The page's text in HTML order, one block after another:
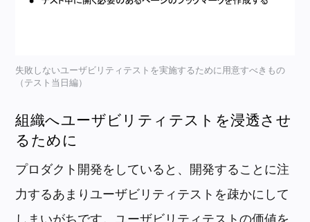
失敗しないユーザビリティテストを実施するために用意すべきもの
（テスト当日編）
組織へユーザビリティテストを浸透させ
るために
プロダクト開発をしていると、開発することに注
力するあまりユーザビリティテストを疎かにして
しまいがちです。ユーザビリティテストの価値を